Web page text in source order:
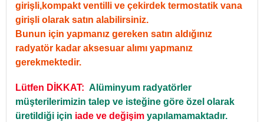
girişli,kompakt ventilli ve çekirdek termostatik vana
girişli olarak satın alabilirsiniz.
Bunun için yapmanız gereken satın aldığınız
radyatör kadar aksesuar alımı yapmanız
gerekmektedir.
Lütfen DİKKAT: Alüminyum radyatörler
müşterilerimizin talep ve isteğine göre özel olarak
üretildiği için iade ve değişim yapılamamaktadır.